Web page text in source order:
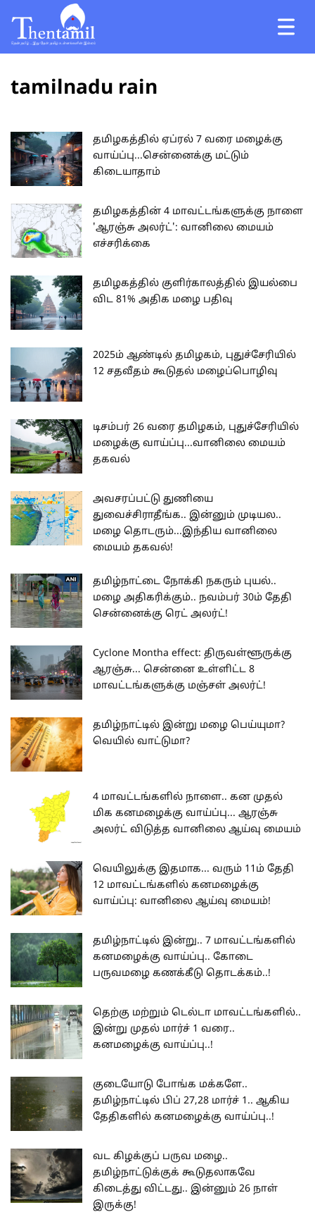
tamilnadu rain
தமிழகத்தில் ஏப்ரல் 7 வரை மழைக்கு
வாய்ப்பு...சென்னைக்கு மட்டும்
கிடையாதாம்
தமிழகத்தின் 4 மாவட்டங்களுக்கு நாளை
'ஆரஞ்சு அலர்ட்': வானிலை மையம்
எச்சரிக்கை
தமிழகத்தில் குளிர்காலத்தில் இயல்பை
விட 81% அதிக மழை பதிவு
2025ம் ஆண்டில் தமிழகம், புதுச்சேரியில்
12 சதவீதம் கூடுதல் மழைப்பொழிவு
டிசம்பர் 26 வரை தமிழகம், புதுச்சேரியில்
மழைக்கு வாய்ப்பு...வானிலை மையம்
தகவல்
அவசரப்பட்டு துணியை
துவைச்சிராதீங்க.. இன்னும் முடியல..
மழை தொடரும்...இந்திய வானிலை
மையம் தகவல்!
தமிழ்நாட்டை நோக்கி நகரும் புயல்..
மழை அதிகரிக்கும்.. நவம்பர் 30ம் தேதி
சென்னைக்கு ரெட் அலர்ட்!
Cyclone Montha effect: திருவள்ளூருக்கு
ஆரஞ்சு... சென்னை உள்ளிட்ட 8
மாவட்டங்களுக்கு மஞ்சள் அலர்ட்!
தமிழ்நாட்டில் இன்று மழை பெய்யுமா?
வெயில் வாட்டுமா?
4 மாவட்டங்களில் நாளை.. கன முதல்
மிக கனமழைக்கு வாய்ப்பு... ஆரஞ்சு
அலர்ட் விடுத்த வானிலை ஆய்வு மையம்
வெயிலுக்கு இதமாக... வரும் 11ம் தேதி
12 மாவட்டங்களில் கனமழைக்கு
வாய்ப்பு: வானிலை ஆய்வு மையம்!
தமிழ்நாட்டில் இன்று.. 7 மாவட்டங்களில்
கனமழைக்கு வாய்ப்பு.. கோடை
பருவமழை கணக்கீடு தொடக்கம்..!
தெற்கு மற்றும் டெல்டா மாவட்டங்களில்..
இன்று முதல் மார்ச் 1 வரை..
கனமழைக்கு வாய்ப்பு..!
குடையோடு போங்க மக்களே..
தமிழ்நாட்டில் பிப் 27,28 மார்ச் 1.. ஆகிய
தேதிகளில் கனமழைக்கு வாய்ப்பு..!
வட கிழக்குப் பருவ மழை..
தமிழ்நாட்டுக்குக் கூடுதலாகவே
கிடைத்து விட்டது.. இன்னும் 26 நாள்
இருக்கு!